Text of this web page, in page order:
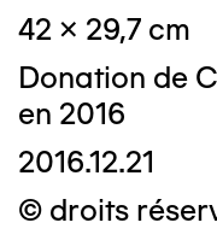
42 x 29,7 cm
Donation de
en 2016
2016.12.21
© droits